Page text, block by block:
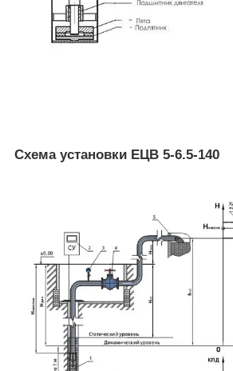
Схема установки ЕЦВ 5-6.5-140